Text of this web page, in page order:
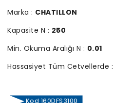
Marka : CHATILLON
Kapasite N : 250
Min. Okuma Aralığı N : 0.01
Hassasiyet Tüm Cetvellerde :
Kod 160DFS3100